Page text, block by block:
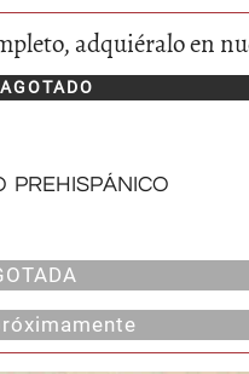
adquiéralo en
prehispánico